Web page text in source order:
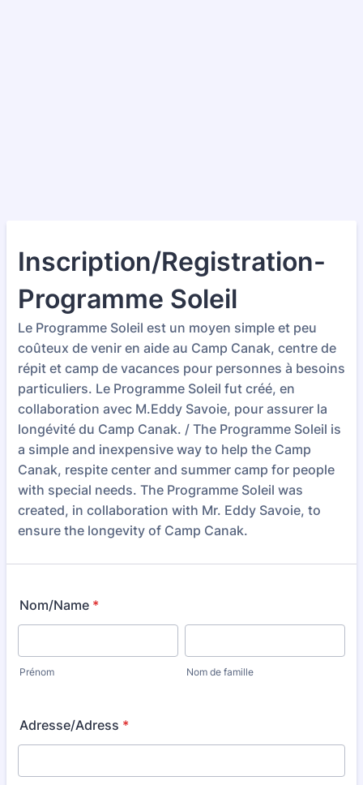
Inscription/Registration-
Programme Soleil
Le Programme Soleil est un moyen simple et peu
coûteux de venir en aide au Camp Canak, centre de
répit et camp de vacances pour personnes à besoins
particuliers. Le Programme Soleil fut créé, en
collaboration avec M.Eddy Savoie, pour assurer la
longévité du Camp Canak. / The Programme Soleil is
a simple and inexpensive way to help the Camp
Canak, respite center and summer camp for people
with special needs. The Programme Soleil was
created, in collaboration with Mr. Eddy Savoie, to
ensure the longevity of Camp Canak.
Nom/Name *
Prénom Nom de famille
Adresse/Adress *